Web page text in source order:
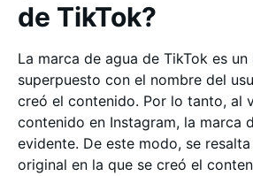
de TikTok?
La marca de agua de TikTok es
superpuesto con el nombre del
creó el contenido. Por lo tanto, al
contenido en Instagram, la marca
evidente. De este modo, se
original en la que se creó el